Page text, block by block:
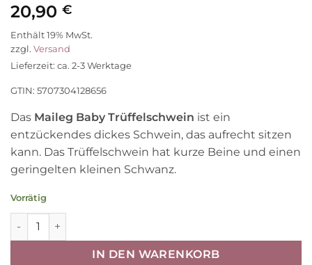
20,90 €
Enthält 19% MwSt.
zzgl. Versand
Lieferzeit: ca. 2-3 Werktage
GTIN: 5707304128656
Das Maileg Baby Trüffelschwein ist ein
entzückendes dickes Schwein, das aufrecht sitzen
kann. Das Trüffelschwein hat kurze Beine und einen
geringelten kleinen Schwanz.
Vorrätig
Maileg Baby Trüffelschwein H20cm Menge
IN DEN WARENKORB